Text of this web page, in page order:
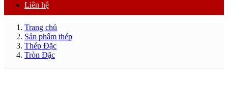
Liên hệ
Trang chủ
Sản phẩm thép
Thép Đặc
Tròn Đặc